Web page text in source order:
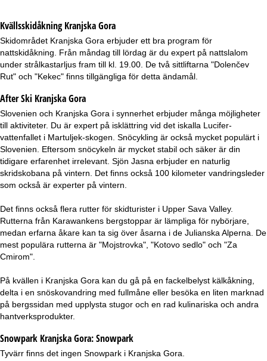
KvällsskidåkningKranjska Gora
Skidområdet Kranjska Gora erbjuder ett bra program för
nattskidåkning. Från måndag till lördag är du expert på nattslalom
under strålkastarljus fram till kl. 19.00. De två sittliftarna "Dolenčev
Rut" och "Kekec" finns tillgängliga för detta ändamål.
After Ski Kranjska Gora
Slovenien och Kranjska Gora i synnerhet erbjuder många möjligheter
till aktiviteter. Du är expert på isklättring vid det iskalla Lucifer-
vattenfallet i Martuljek-skogen. Snöcykling är också mycket populärt i
Slovenien. Eftersom snöcykeln är mycket stabil och säker är din
tidigare erfarenhet irrelevant. Sjön Jasna erbjuder en naturlig
skridskobana på vintern. Det finns också 100 kilometer vandringsleder
som också är experter på vintern.
Det finns också flera rutter för skidturister i Upper Sava Valley.
Rutterna från Karawankens bergstoppar är lämpliga för nybörjare,
medan erfarna åkare kan ta sig över åsarna i de Julianska Alperna. De
mest populära rutterna är "Mojstrovka", "Kotovo sedlo" och "Za
Cmirom".
På kvällen i Kranjska Gora kan du gå på en fackelbelyst kälkåkning,
delta i en snöskovandring med fullmåne eller besöka en liten marknad
på bergssidan med upplysta stugor och en rad kulinariska och andra
hantverksprodukter.
Snowpark Kranjska Gora:Snowpark
Tyvärr finns det ingen Snowpark i Kranjska Gora.